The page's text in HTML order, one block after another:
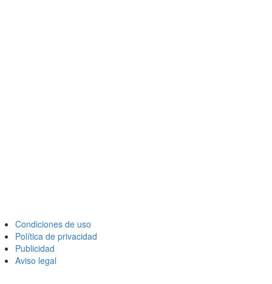
Condiciones de uso
Política de privacidad
Publicidad
Aviso legal